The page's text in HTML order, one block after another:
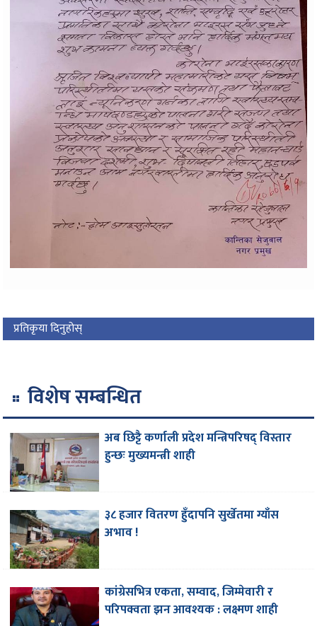
प्रतिकृया दिनुहोस्
विशेष सम्बन्धित
अब छिट्टै कर्णाली प्रदेश मन्त्रिपरिषद् विस्तार
हुन्छः मुख्यमन्त्री शाही
३८ हजार वितरण हुँदापनि सुर्खेतमा ग्याँस
अभाव !
कांग्रेसभित्र एकता, सम्वाद, जिम्मेवारी र
परिपक्वता झन आवश्यक : लक्ष्मण शाही